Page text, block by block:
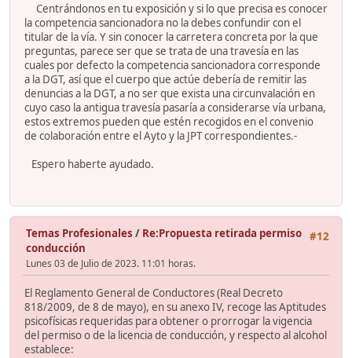
Centrándonos en tu exposición y si lo que precisa es conocer
la competencia sancionadora no la debes confundir con el
titular de la vía. Y sin conocer la carretera concreta por la que
preguntas, parece ser que se trata de una travesía en las
cuales por defecto la competencia sancionadora corresponde
a la DGT, así que el cuerpo que actúe debería de remitir las
denuncias a la DGT, a no ser que exista una circunvalación en
cuyo caso la antigua travesía pasaría a considerarse vía urbana,
estos extremos pueden que estén recogidos en el convenio
de colaboración entre el Ayto y la JPT correspondientes.-
Espero haberte ayudado.
#12
Temas Profesionales / Re:Propuesta retirada permiso
conducción
Lunes 03 de Julio de 2023. 11:01 horas.
El Reglamento General de Conductores (Real Decreto
818/2009, de 8 de mayo), en su anexo IV, recoge las Aptitudes
psicofísicas requeridas para obtener o prorrogar la vigencia
del permiso o de la licencia de conducción, y respecto al alcohol
establece: